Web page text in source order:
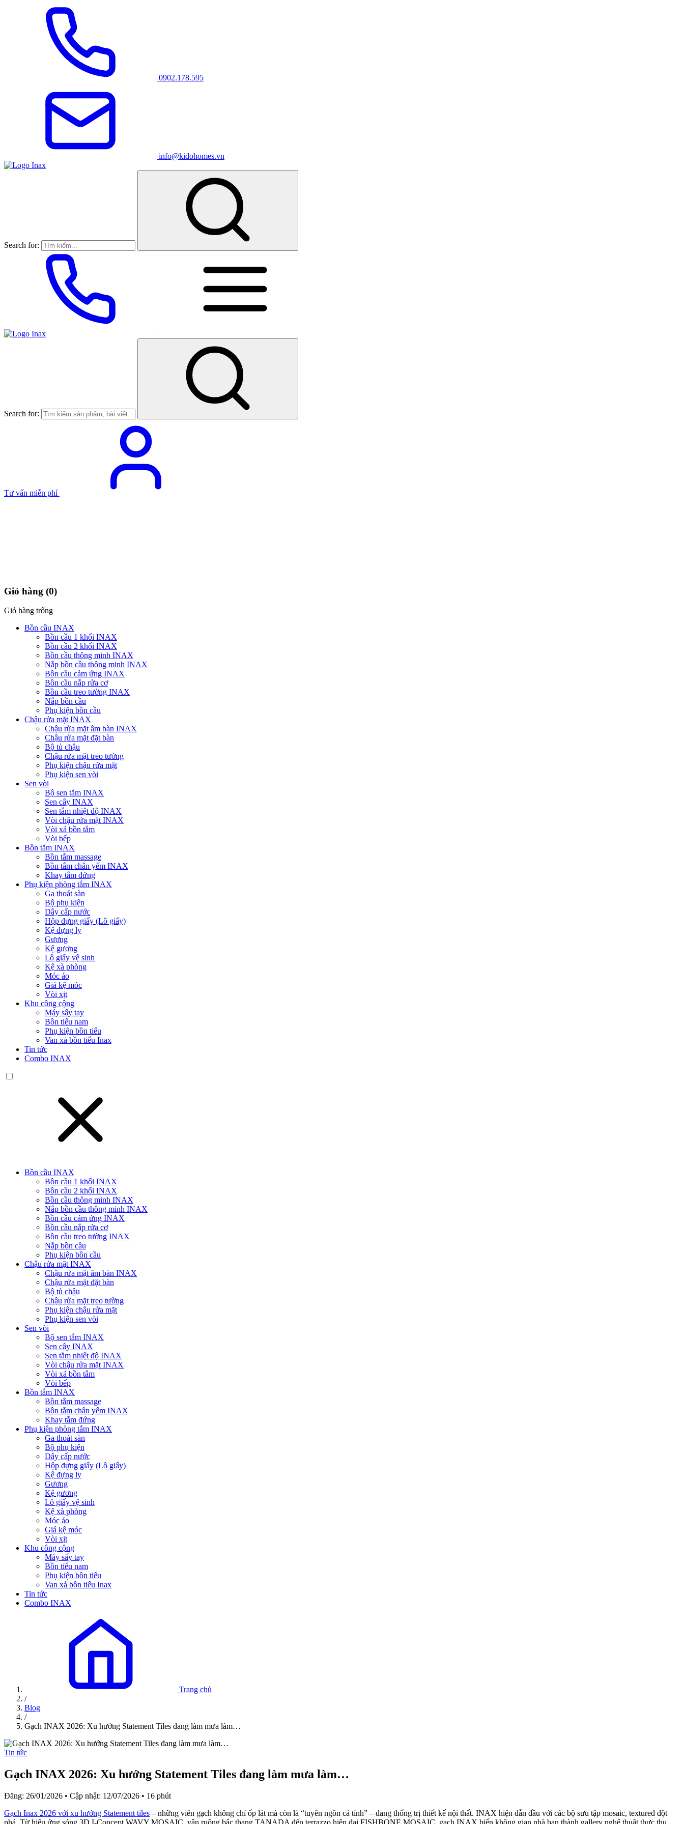
0902.178.595
info@kidohomes.vn
Search for:
Search for:
Tư vấn miễn phí
Giỏ hàng (0)
Giỏ hàng trống
Bồn cầu INAX
Bồn cầu 1 khối INAX
Bồn cầu 2 khối INAX
Bồn cầu thông minh INAX
Nắp bồn cầu thông minh INAX
Bồn cầu cảm ứng INAX
Bồn cầu nắp rửa cơ
Bồn cầu treo tường INAX
Nắp bồn cầu
Phụ kiện bồn cầu
Chậu rửa mặt INAX
Chậu rửa mặt âm bàn INAX
Chậu rửa mặt đặt bàn
Bộ tủ chậu
Chậu rửa mặt treo tường
Phụ kiện chậu rửa mặt
Phụ kiện sen vòi
Sen vòi
Bộ sen tắm INAX
Sen cây INAX
Sen tắm nhiệt độ INAX
Vòi chậu rửa mặt INAX
Vòi xả bồn tắm
Vòi bếp
Bồn tắm INAX
Bồn tắm massage
Bồn tắm chân yếm INAX
Khay tắm đứng
Phụ kiện phòng tắm INAX
Ga thoát sàn
Bộ phụ kiện
Dây cấp nước
Hộp đựng giấy (Lô giấy)
Kệ đựng ly
Gương
Kệ gương
Lô giấy vệ sinh
Kệ xà phòng
Móc áo
Giá kệ móc
Vòi xịt
Khu công cộng
Máy sấy tay
Bồn tiểu nam
Phụ kiện bồn tiểu
Van xả bồn tiểu Inax
Tin tức
Combo INAX
Bồn cầu INAX
Bồn cầu 1 khối INAX
Bồn cầu 2 khối INAX
Bồn cầu thông minh INAX
Nắp bồn cầu thông minh INAX
Bồn cầu cảm ứng INAX
Bồn cầu nắp rửa cơ
Bồn cầu treo tường INAX
Nắp bồn cầu
Phụ kiện bồn cầu
Chậu rửa mặt INAX
Chậu rửa mặt âm bàn INAX
Chậu rửa mặt đặt bàn
Bộ tủ chậu
Chậu rửa mặt treo tường
Phụ kiện chậu rửa mặt
Phụ kiện sen vòi
Sen vòi
Bộ sen tắm INAX
Sen cây INAX
Sen tắm nhiệt độ INAX
Vòi chậu rửa mặt INAX
Vòi xả bồn tắm
Vòi bếp
Bồn tắm INAX
Bồn tắm massage
Bồn tắm chân yếm INAX
Khay tắm đứng
Phụ kiện phòng tắm INAX
Ga thoát sàn
Bộ phụ kiện
Dây cấp nước
Hộp đựng giấy (Lô giấy)
Kệ đựng ly
Gương
Kệ gương
Lô giấy vệ sinh
Kệ xà phòng
Móc áo
Giá kệ móc
Vòi xịt
Khu công cộng
Máy sấy tay
Bồn tiểu nam
Phụ kiện bồn tiểu
Van xả bồn tiểu Inax
Tin tức
Combo INAX
Trang chủ
/
Blog
/
Gạch INAX 2026: Xu hướng Statement Tiles đang làm mưa làm…
Tin tức
Gạch INAX 2026: Xu hướng Statement Tiles đang làm mưa làm…
Đăng: 26/01/2026 • Cập nhật: 12/07/2026 • 16 phút
Gạch Inax 2026 với xu hướng Statement tiles – những viên gạch không chỉ ốp lát mà còn là “tuyên ngôn cá tính” – đang thống trị thiết kế nội thất. INAX hiện dẫn đầu với các bộ sưu tập mosaic, textured đột